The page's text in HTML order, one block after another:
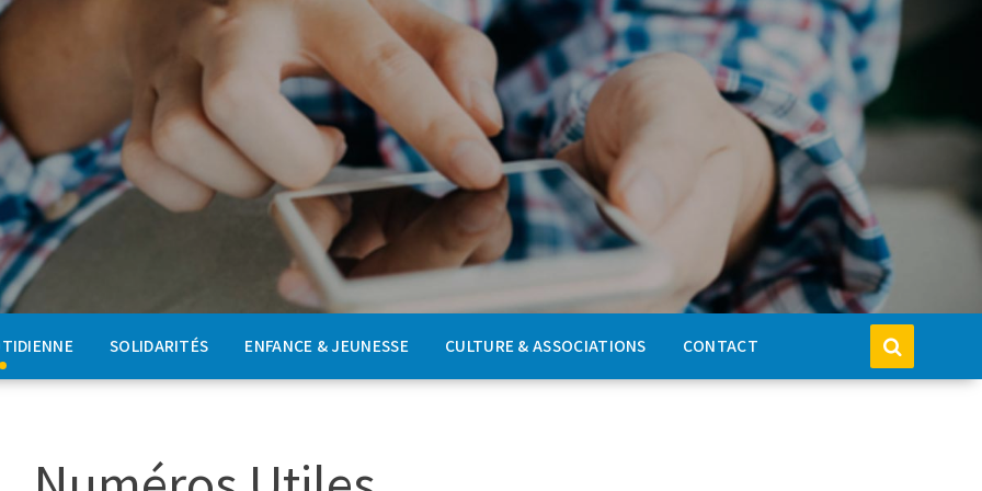
SOLIDARITÉS ENFANCE & JEUNESSE CULTURE & ASSOCIATIONS CONTACT